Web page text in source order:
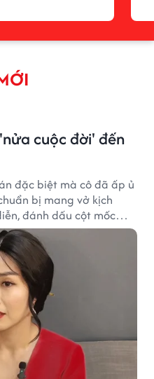
cuộc đời' đến
đặc biệt mà cô đã ấp ủ
bị mang vở kịch
đánh dấu cột mốc
nghề.